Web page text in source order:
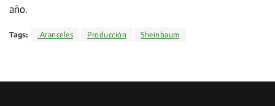
año.
Tags: .Aranceles Producción Sheinbaum